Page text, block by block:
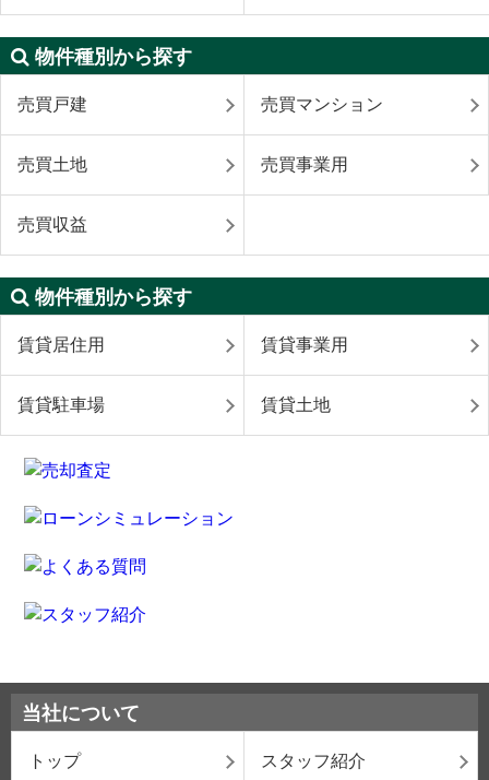
物件種別から探す
売買戸建 売買マンション
売買土地 売買事業用
売買収益
物件種別から探す
賃貸居住用 賃貸事業用
賃貸駐車場 賃貸土地
当社について
トップ スタッフ紹介